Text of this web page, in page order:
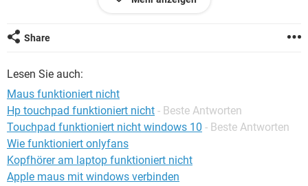
Share
Lesen Sie auch:
Maus funktioniert nicht
Hp touchpad funktioniert nicht - Beste Antworten
Touchpad funktioniert nicht windows 10 - Beste Antworten
Wie funktioniert onlyfans
Kopfhörer am laptop funktioniert nicht
Apple maus mit windows verbinden